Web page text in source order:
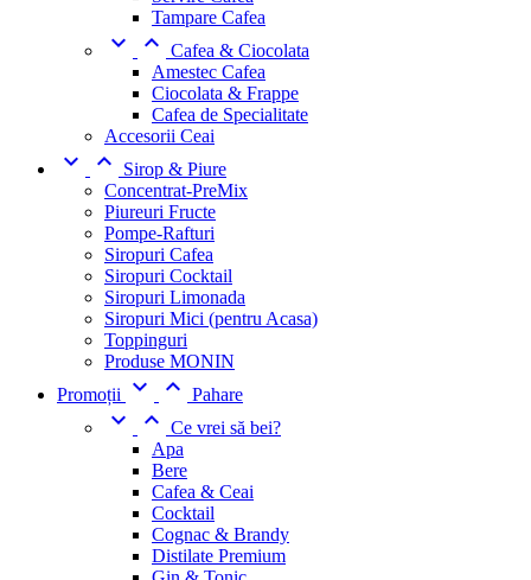
Tampare Cafea
  Cafea & Ciocolata
Amestec Cafea
Ciocolata & Frappe
Cafea de Specialitate
Accesorii Ceai
 
Sirop & Piure
Concentrat-PreMix
Piureuri Fructe
Pompe-Rafturi
Siropuri Cafea
Siropuri Cocktail
Siropuri Limonada
Siropuri Mici (pentru Acasa)
Toppinguri
Produse MONIN
Promoții
  Pahare
  Ce vrei să bei?
Apa
Bere
Cafea & Ceai
Cocktail
Cognac & Brandy
Distilate Premium